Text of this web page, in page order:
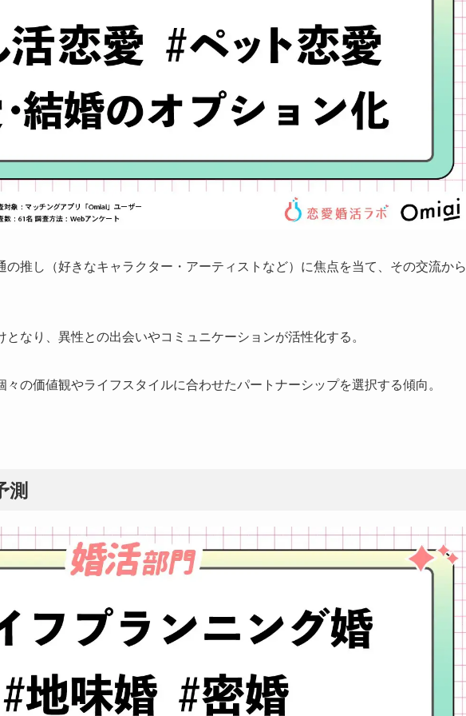
の推し（好きなキャラクター・アーティストなど）に焦点を当て、その交流から
となり、異性との出会いやコミュニケーションが活性化する。
々の価値観やライフスタイルに合わせたパートナーシップを選択する傾向。
測